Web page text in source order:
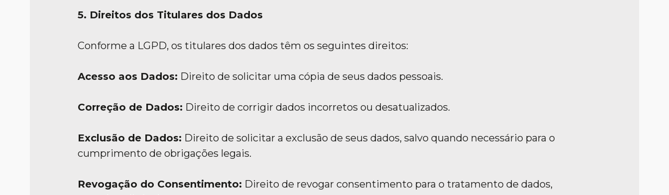
5. Direitos dos Titulares dos Dados
Conforme a LGPD, os titulares dos dados têm os seguintes direitos:
Acesso aos Dados: Direito de solicitar uma cópia de seus dados pessoais.
Correção de Dados: Direito de corrigir dados incorretos ou desatualizados.
Exclusão de Dados: Direito de solicitar a exclusão de seus dados, salvo quando necessário para o
cumprimento de obrigações legais.
Revogação do Consentimento: Direito de revogar consentimento para o tratamento de dados,